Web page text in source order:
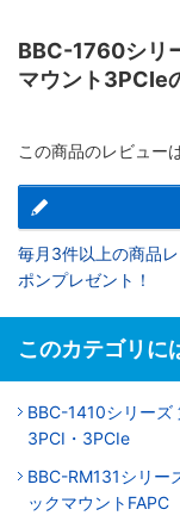
BBC-1760シリ
マウント3PCIe
この商品のレビュー
毎月3件以上の商品
ポンプレゼント！
このカテゴリに
BBC-1410シリーズ
3PCI・3PCIe
BBC-RM131シリー
ックマウントFAPC